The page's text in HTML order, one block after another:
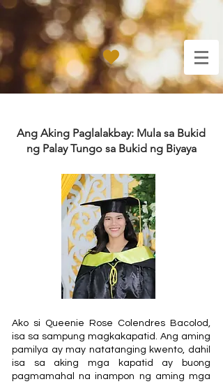
Ang Aking Paglalakbay: Mula sa Bukid
ng Palay Tungo sa Bukid ng Biyaya
Ako si Queenie Rose Colendres Bacolod,
isa sa sampung magkakapatid. Ang aming
pamilya ay may natatanging kwento, dahil
isa sa aking mga kapatid ay buong
pagmamahal na inampon ng aming mga